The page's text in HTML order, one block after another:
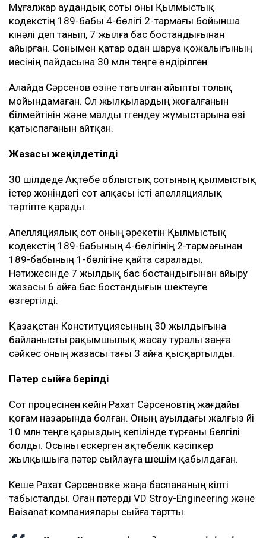
Мұғалжар аудандық соты оны Қылмыстық
кодекстің 189-бабы 4-бөлігі 2-тармағы бойынша
кінәлі деп танып, 7 жылға бас бостандығынан
айырған. Сонымен қатар одан шаруа қожалығының
иесінің пайдасына 30 млн теңге өндірілген.
Алайда Сәрсенов өзіне тағылған айыпты толық
мойындамаған. Ол жылқылардың жоғалғанын
білмейтінін және малды түгендеу жұмыстарына өзі
қатыспағанын айтқан.
Жазасы жеңілдетілді
30 шілдеде Ақтөбе облыстық сотының қылмыстық
істер жөніндегі сот алқасы істі апелляциялық
тәртіпте қарады.
Апелляциялық сот оның әрекетін Қылмыстық
кодекстің 189-бабының 4-бөлігінің 2-тармағынан
189-бабының 1-бөлігіне қайта саралады.
Нәтижесінде 7 жылдық бас бостандығынан айыру
жазасы 6 айға бас бостандығын шектеуге
өзгертілді.
Қазақстан Конституциясының 30 жылдығына
байланысты рақымшылық жасау туралы заңға
сәйкес оның жазасы тағы 3 айға қысқартылды.
Пәтер сыйға берілді
Сот процесінен кейін Рахат Сәрсеновтің жағдайы
қоғам назарында болған. Оның ауылдағы жалғыз үйі
10 млн теңге қарыздың кепілінде тұрғаны белгілі
болды. Осыны ескерген ақтөбелік кәсіпкер
жылқышыға пәтер сыйлауға шешім қабылдаған.
Кеше Рахат Сәрсеновке жаңа баспананың кілті
табысталды. Оған пәтерді VD Stroy-Engineering және
Baisanat компаниялары сыйға тартты.